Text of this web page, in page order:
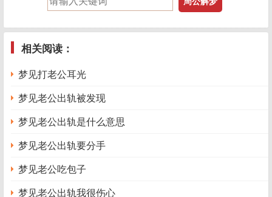
相关阅读：
梦见打老公耳光
梦见老公出轨被发现
梦见老公出轨是什么意思
梦见老公出轨要分手
梦见老公吃包子
梦见老公出轨我很伤心